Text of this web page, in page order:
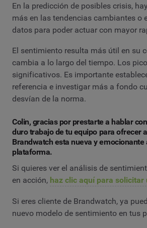
En la predicción de posibles crisis,
más en las tendencias cambiantes o
datos para poder actuar con mayor
El sentimiento resulta más útil en su
cambia a lo largo del tiempo. Los
significativos. Es importante
referencia e investigar más a fondo
desvían de la norma.
Colin, gracias por prestarte a hablar
duro trabajo de tu equipo para ofrecer
Brandwatch esta nueva y emocionante
plataforma.
Si quieres ver el análisis de
en acción, haz clic aquí para solicitar
Si eres cliente de Brandwatch, ya
nuevo modelo de sentimiento en tus